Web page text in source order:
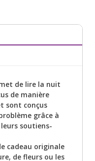
de lire la nuit
de manière
sont conçus
grâce à
soutiens-
cadeau originale
de fleurs ou les